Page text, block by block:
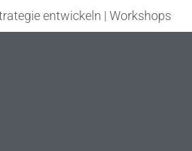
entwickeln | Workshops